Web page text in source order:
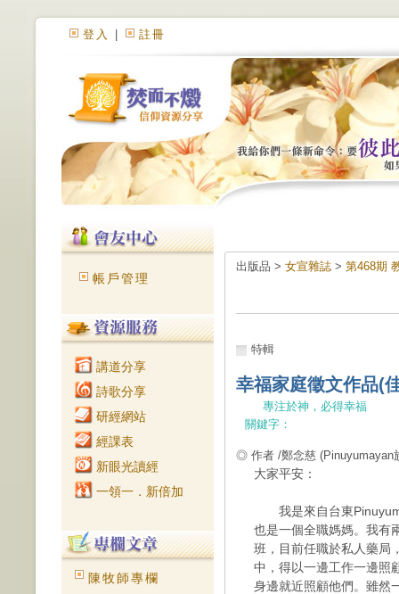
登入 註冊
帳戶管理
講道分享
詩歌分享
研經網站
經課表
新眼光讀經
一領一．新倍加
陳牧師專欄
出版品 > 女宣雜誌 > 第468期
特輯
幸福家庭徵文作品(
專注於神，必得幸福
關鍵字：
◎ 作者 /鄭念慈 (Pinuyumayan
大家平安：
我是來自台東
也是一個全職媽媽。我有
班，目前任職於私人藥局
中，得以一邊工作一邊照
身邊就近照顧他們。雖然